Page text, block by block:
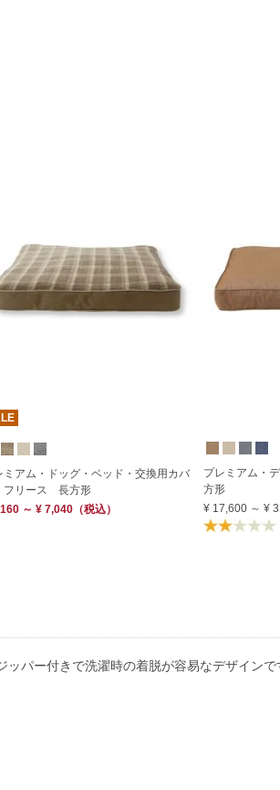
ミアム・ドッグ・ベッド・交換用カバ
フリース 長方形
～ ¥ 7,040 （税込）
プレミアム・
方形
¥ 17,600～ ¥
パー付きで洗濯時の着脱が容易なデザインで